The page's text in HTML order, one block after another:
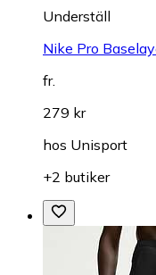
Underställ
Nike Pro
fr.
279 kr
hos Unisport
+2 butiker